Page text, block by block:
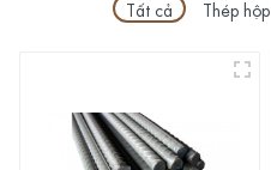
Tất cả Thép hộp